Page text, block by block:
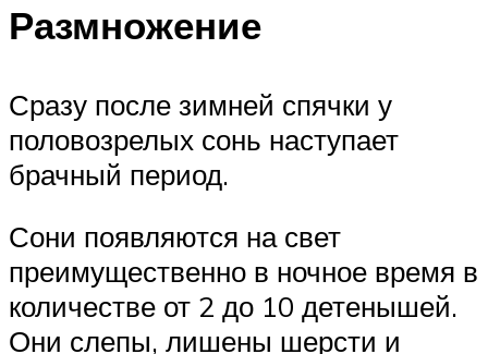
Размножение
Сразу после зимней спячки у
половозрелых сонь наступает
брачный период.
Сони появляются на свет
преимущественно в ночное время в
количестве от 2 до 10 детенышей.
Они слепы, лишены шерсти и